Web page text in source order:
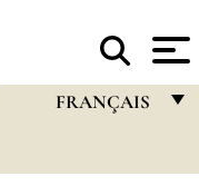
FRANÇAIS